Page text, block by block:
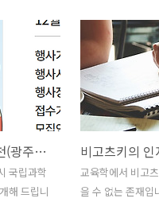
과학문화, 미술행사 추천(광주광역시)
국립과학
해 드립니
교육학에서 비고
을 수 없는 존재입